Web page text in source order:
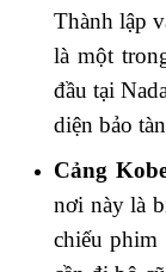
Thành lập
là một
đầu tại
diện bảo
Cảng
nơi này là
chiếu phim